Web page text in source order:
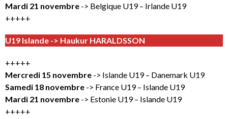
Mardi 21 novembre -> Belgique U19 – Irlande U19
+++++
U19 Islande -> Haukur HARALDSSON
+++++
Mercredi 15 novembre -> Islande U19 – Danemark U19
Samedi 18 novembre -> France U19 – Islande U19
Mardi 21 novembre -> Estonie U19 – Islande U19
+++++